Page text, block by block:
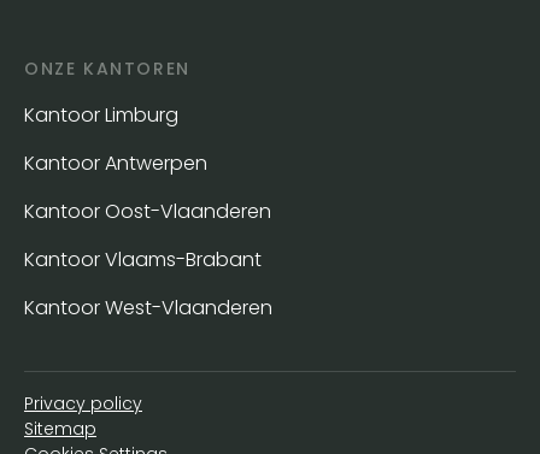
ONZE KANTOREN
Kantoor Limburg
Kantoor Antwerpen
Kantoor Oost-Vlaanderen
Kantoor Vlaams-Brabant
Kantoor West-Vlaanderen
Privacy policy
Sitemap